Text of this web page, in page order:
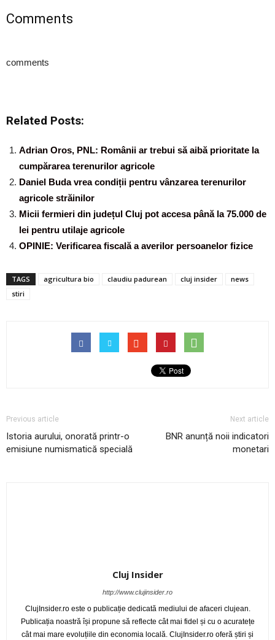
Comments
comments
Related Posts:
Adrian Oros, PNL: Românii ar trebui să aibă prioritate la
cumpărarea terenurilor agricole
Daniel Buda vrea condiții pentru vânzarea terenurilor
agricole străinilor
Micii fermieri din județul Cluj pot accesa până la 75.000 de
lei pentru utilaje agricole
OPINIE: Verificarea fiscală a averilor persoanelor fizice
TAGS agricultura bio claudiu padurean cluj insider
news
stiri
Previous article
Istoria aurului, onorată printr-o
emisiune numismatică specială
Next article
BNR anunță noii indicatori
monetari
Cluj Insider
http://www.clujinsider.ro
ClujInsider.ro este o publicație dedicată mediului de afaceri clujean.
Publicația noastră își propune să reflecte cât mai fidel și cu o acuratețe
cât mai mare evoluțiile din economia locală. ClujInsider.ro oferă știri și